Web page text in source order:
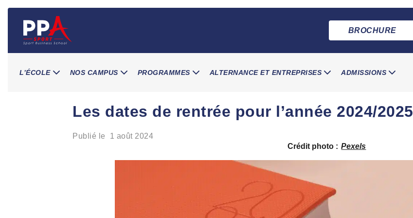
content
BROCHURE
L’ÉCOLE NOS CAMPUS PROGRAMMES ALTERNANCE ET ENTREPRISES ADMISSIONS
Les dates de rentrée pour l’année 2024/2025
Publié le 1 août 2024
Crédit photo : Pexels